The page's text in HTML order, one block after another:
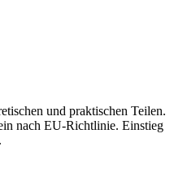
und praktischen Teilen.
nach EU-Richtlinie. Einstieg